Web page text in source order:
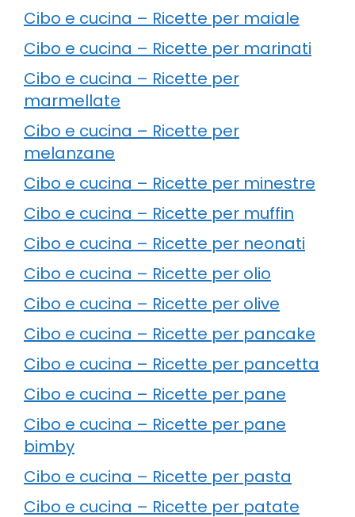
Cibo e cucina – Ricette per maiale
Cibo e cucina – Ricette per marinati
Cibo e cucina – Ricette per
marmellate
Cibo e cucina – Ricette per
melanzane
Cibo e cucina – Ricette per minestre
Cibo e cucina – Ricette per muffin
Cibo e cucina – Ricette per neonati
Cibo e cucina – Ricette per olio
Cibo e cucina – Ricette per olive
Cibo e cucina – Ricette per pancake
Cibo e cucina – Ricette per pancetta
Cibo e cucina – Ricette per pane
Cibo e cucina – Ricette per pane
bimby
Cibo e cucina – Ricette per pasta
Cibo e cucina – Ricette per patate